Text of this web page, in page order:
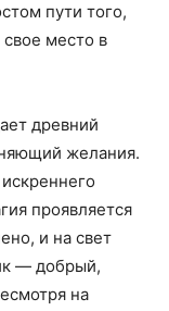
пути того,
место в
древний
желания.
проявляется
и на свет
— добрый,
на